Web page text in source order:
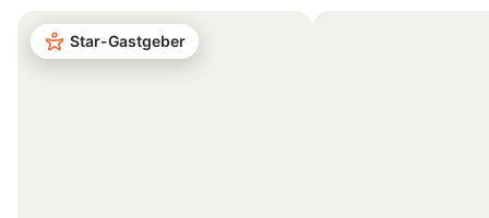
Star-Gastgeber